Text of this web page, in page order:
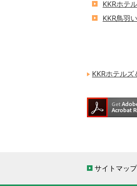
KKRホテ
KKR鳥羽
KKRホテルズ
サイトマップ